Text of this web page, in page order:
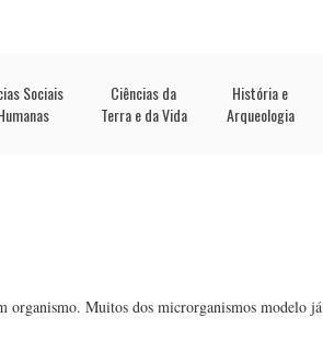
Sociais
Ciências da
Terra e da Vida
História e
Arqueologia
organismo. Muitos dos microrganismos modelo já